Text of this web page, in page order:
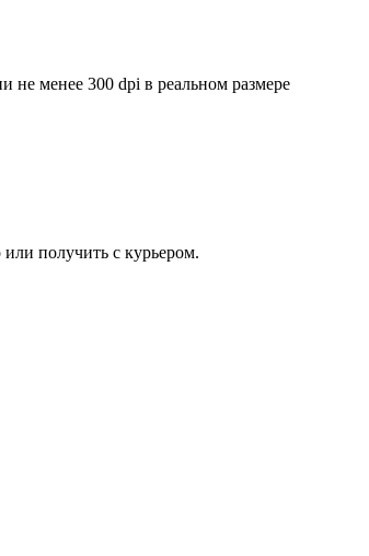
менее 300 dpi в реальном размере
получить с курьером.